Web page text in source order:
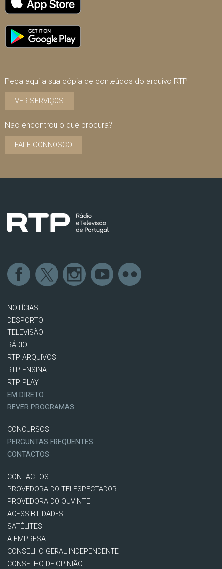
Peça aqui a sua cópia de conteúdos do arquivo RTP
VER SERVIÇOS
Não encontrou o que procura?
FALE CONNOSCO
NOTÍCIAS
DESPORTO
TELEVISÃO
RÁDIO
RTP ARQUIVOS
RTP ENSINA
RTP PLAY
EM DIRETO
REVER PROGRAMAS
CONCURSOS
PERGUNTAS FREQUENTES
CONTACTOS
CONTACTOS
PROVEDORA DO TELESPECTADOR
PROVEDORA DO OUVINTE
ACESSIBILIDADES
SATÉLITES
A EMPRESA
CONSELHO GERAL INDEPENDENTE
CONSELHO DE OPINIÃO